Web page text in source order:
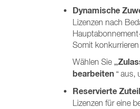
Dynamische
Lizenzen nach
Somit
Wählen Sie
bearbeiten “ aus,
Reservierte
Lizenzen für eine